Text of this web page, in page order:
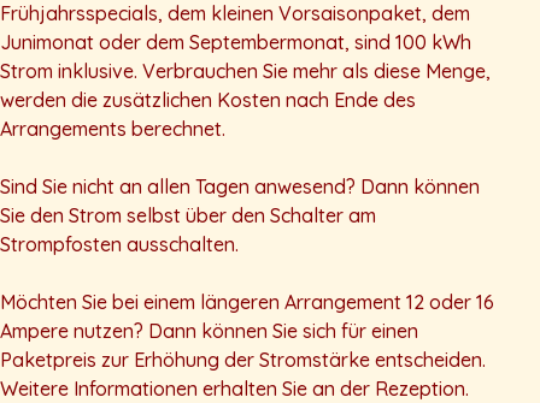
Frühjahrsspecials, dem kleinen Vorsaisonpaket, dem
Junimonat oder dem Septembermonat, sind 100 kWh
Strom inklusive. Verbrauchen Sie mehr als diese Menge,
werden die zusätzlichen Kosten nach Ende des
Arrangements berechnet.
Sind Sie nicht an allen Tagen anwesend? Dann können
Sie den Strom selbst über den Schalter am
Strompfosten ausschalten.
Möchten Sie bei einem längeren Arrangement 12 oder 16
Ampere nutzen? Dann können Sie sich für einen
Paketpreis zur Erhöhung der Stromstärke entscheiden.
Weitere Informationen erhalten Sie an der Rezeption.